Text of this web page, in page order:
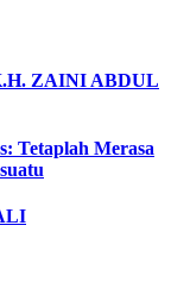
ZAINI ABDUL
Tetaplah Merasa